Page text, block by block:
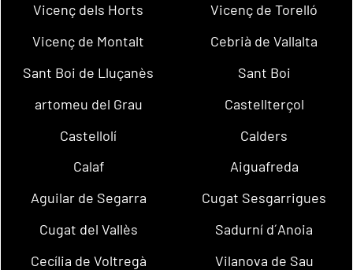
Vicenç dels Horts
Vicenç de Torelló
Vicenç de Montalt
Cebrià de Vallalta
Sant Boi de Lluçanès
Sant Boi
artomeu del Grau
Castellterçol
Castellolí
Calders
Calaf
Aiguafreda
Aguilar de Segarra
Cugat Sesgarrigues
Cugat del Vallès
Sadurní d´Anoia
Cecília de Voltregà
Vilanova de Sau